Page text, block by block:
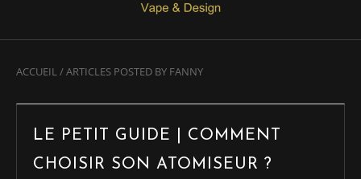
ACCUEIL/ARTICLES POSTED BY FANNY
LE PETIT GUIDE | COMMENT
CHOISIR SON ATOMISEUR ?